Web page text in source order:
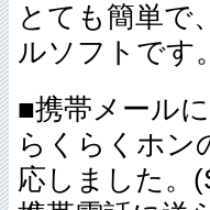
とても簡単で
ルソフトです
■携帯メール
らくらくホン
応しました。